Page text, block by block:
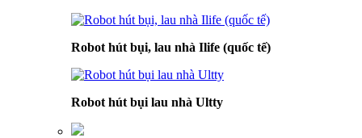
Robot hút bụi, lau nhà Ilife (quốc tế)
Robot hút bụi lau nhà Ultty